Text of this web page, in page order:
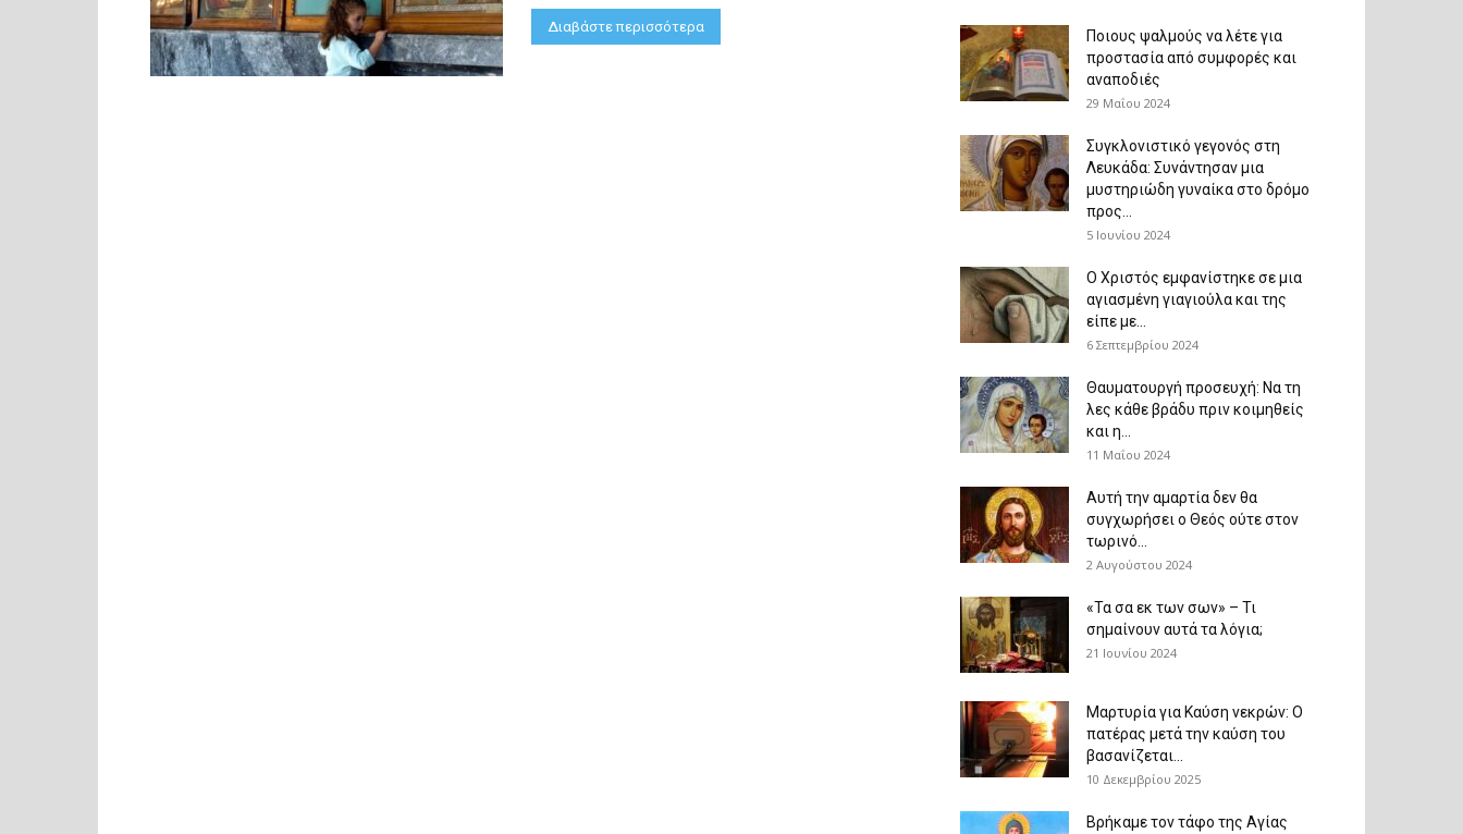
Διαβάστε περισσότερα
Ποιους ψαλμούς να λέτε για
προστασία από συμφορές και
αναποδιές
29 Μαΐου 2024
Συγκλονιστικό γεγονός στη
Λευκάδα: Συνάντησαν μια
μυστηριώδη γυναίκα στο δρόμο
προς...
5 Ιουνίου 2024
Ο Χριστός εμφανίστηκε σε μια
αγιασμένη γιαγιούλα και της
είπε με...
6 Σεπτεμβρίου 2024
Θαυματουργή προσευχή: Να τη
λες κάθε βράδυ πριν κοιμηθείς
και η...
11 Μαΐου 2024
Αυτή την αμαρτία δεν θα
συγχωρήσει ο Θεός ούτε στον
τωρινό...
2 Αυγούστου 2024
«Τα σα εκ των σων» – Τι
σημαίνουν αυτά τα λόγια;
21 Ιουνίου 2024
Μαρτυρία για Καύση νεκρών: Ο
πατέρας μετά την καύση του
βασανίζεται...
10 Δεκεμβρίου 2025
Βρήκαμε τον τάφο της Αγίας